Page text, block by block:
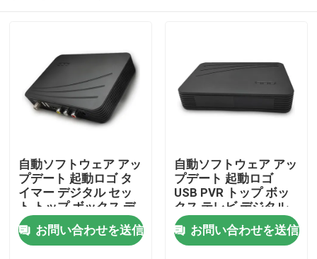
ホーム
製品
自動ソフトウェア アッ
プデート 起動ロゴ タ
イマー デジタル セッ
ト トップ ボックス デ
ジタル テレビ セット
トップ ボックス
お問い合わせを送信
自動ソフトウェア アッ
プデート 起動ロゴ
USB PVR トップ ボッ
クス テレビ デジタル
ケーブル セット トッ
プ ボックス
お問い合わせを送信